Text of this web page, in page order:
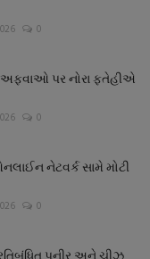
0
અફવાઓ પર નોરા ફતેહીએ
0
નેટવર્ક સામે મોટી
0
પનીર અને ચીઝ